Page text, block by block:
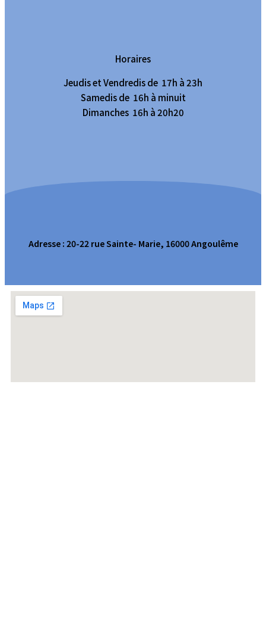
Horaires
Jeudis et Vendredis de 17h à 23h
Samedis de 16h à minuit
Dimanches 16h à 20h20
Adresse : 20-22 rue Sainte- Marie, 16000 Angoulême